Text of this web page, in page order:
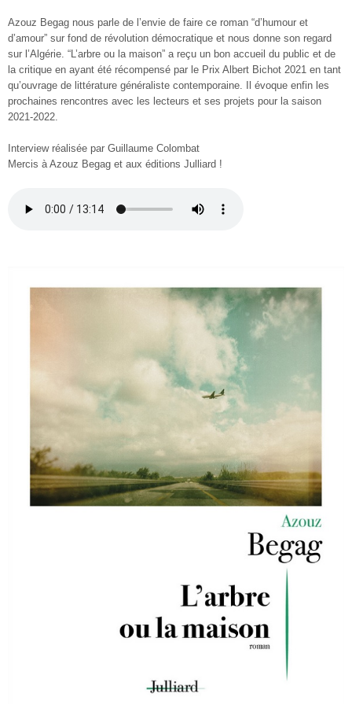
Azouz Begag nous parle de l’envie de faire ce roman “d’humour et
d’amour” sur fond de révolution démocratique et nous donne son regard
sur l’Algérie. “L’arbre ou la maison” a reçu un bon accueil du public et de
la critique en ayant été récompensé par le Prix Albert Bichot 2021 en tant
qu’ouvrage de littérature généraliste contemporaine. Il évoque enfin les
prochaines rencontres avec les lecteurs et ses projets pour la saison
2021-2022.
Interview réalisée par Guillaume Colombat
Mercis à Azouz Begag et aux éditions Julliard !